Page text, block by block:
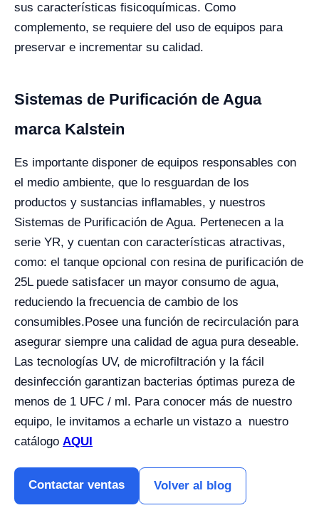
sus características fisicoquímicas. Como
complemento, se requiere del uso de equipos para
preservar e incrementar su calidad.
Sistemas de Purificación de Agua
marca Kalstein
Es importante disponer de equipos responsables con
el medio ambiente, que lo resguardan de los
productos y sustancias inflamables, y nuestros
Sistemas de Purificación de Agua. Pertenecen a la
serie YR, y cuentan con características atractivas,
como: el tanque opcional con resina de purificación de
25L puede satisfacer un mayor consumo de agua,
reduciendo la frecuencia de cambio de los
consumibles.Posee una función de recirculación para
asegurar siempre una calidad de agua pura deseable.
Las tecnologías UV, de microfiltración y la fácil
desinfección garantizan bacterias óptimas pureza de
menos de 1 UFC / ml. Para conocer más de nuestro
equipo, le invitamos a echarle un vistazo a nuestro
catálogo AQUI
Contactar ventas Volver al blog